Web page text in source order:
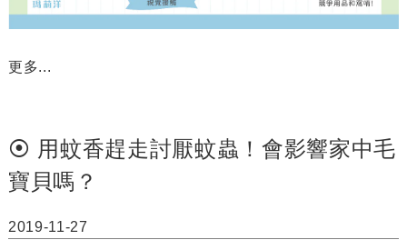
更多...
⦿ 用蚊香趕走討厭蚊蟲！會影響家中毛
寶貝嗎？
2019-11-27